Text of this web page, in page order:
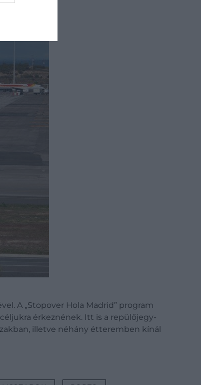
A „Stopover Hola Madrid” program
érkeznének. Itt is a repülőjegy-
illetve néhány étteremben kínál